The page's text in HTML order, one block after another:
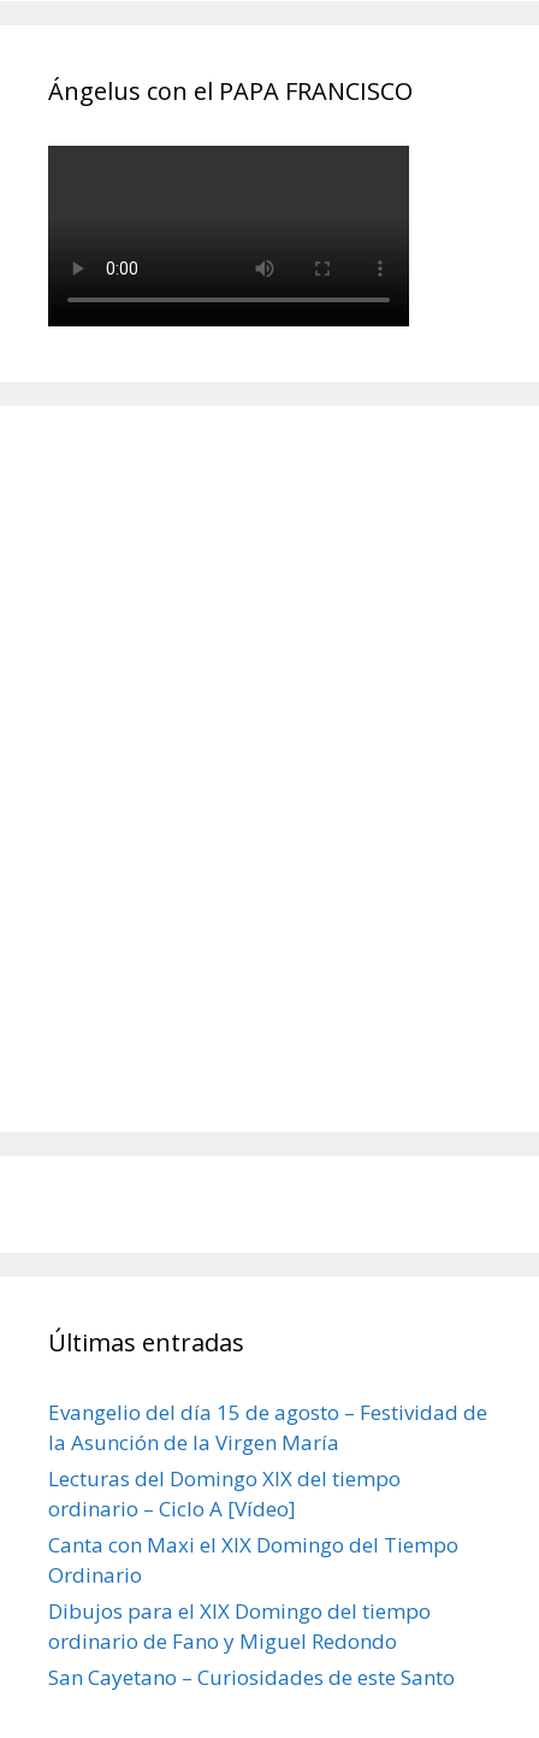
Ángelus con el PAPA FRANCISCO
Últimas entradas
Evangelio del día 15 de agosto – Festividad de
la Asunción de la Virgen María
Lecturas del Domingo XIX del tiempo
ordinario – Ciclo A [Vídeo]
Canta con Maxi el XIX Domingo del Tiempo
Ordinario
Dibujos para el XIX Domingo del tiempo
ordinario de Fano y Miguel Redondo
San Cayetano – Curiosidades de este Santo